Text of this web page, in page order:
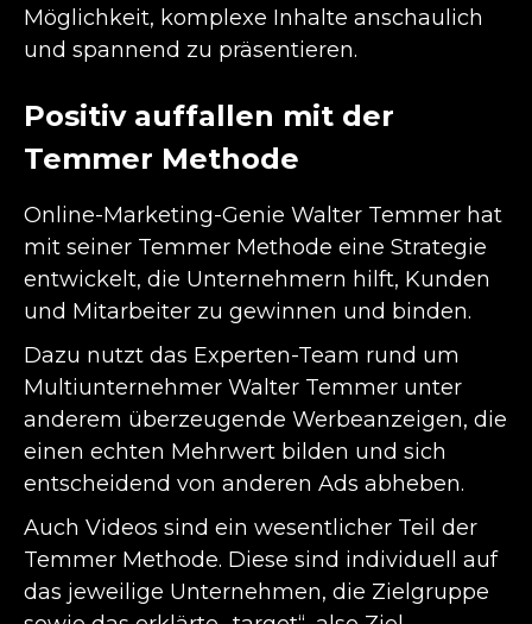
Möglichkeit, komplexe Inhalte anschaulich
und spannend zu präsentieren.
Positiv auffallen mit der
Temmer Methode
Online-Marketing-Genie Walter Temmer hat
mit seiner Temmer Methode eine Strategie
entwickelt, die Unternehmern hilft, Kunden
und Mitarbeiter zu gewinnen und binden.
Dazu nutzt das Experten-Team rund um
Multiunternehmer Walter Temmer unter
anderem überzeugende Werbeanzeigen, die
einen echten Mehrwert bilden und sich
entscheidend von anderen Ads abheben.
Auch Videos sind ein wesentlicher Teil der
Temmer Methode. Diese sind individuell auf
das jeweilige Unternehmen, die Zielgruppe